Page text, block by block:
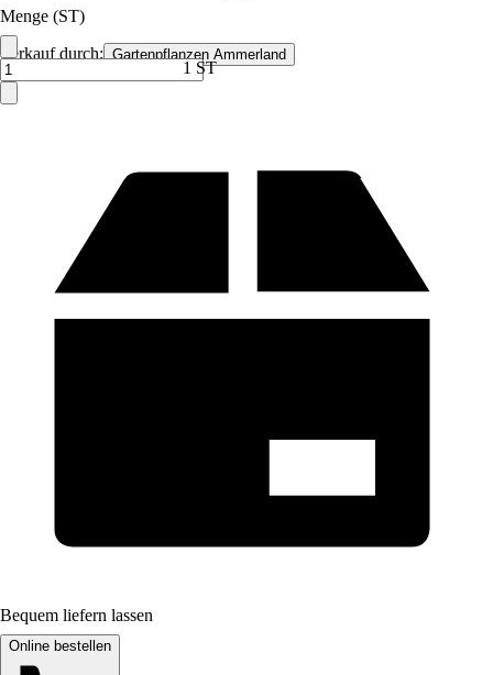
Verkauf durch: Gartenpflanzen Ammerland
Menge (ST)
1 ST
Bequem liefern lassen
Online bestellen